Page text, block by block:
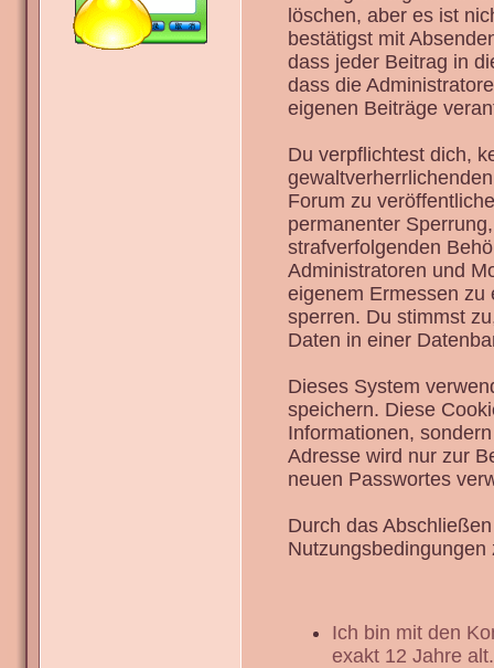
löschen, aber es ist
bestätigst mit
dass jeder Beitrag in
dass die
eigenen Beiträge
Du verpflichtest dich,
Forum zu
permanenter
strafverfolgenden
Administratoren und
eigenem Ermessen zu
sperren. Du stimmst
Daten in einer
Dieses System
speichern. Diese
Informationen,
Adresse wird nur zur
neuen Passwortes
Durch das
Nutzungsbedingungen
Ich bin mit den
exakt 12 Jahre alt.